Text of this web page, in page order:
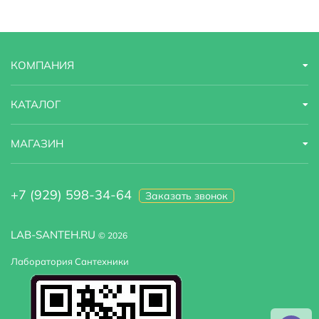
Область применения
Оснащение
Стилистика дизайна современный
Тип подводки гибкая
Высота излива 19.2
LAB-SANTEH.RU © 2026
Лаборатория Сантехники
КОМПАНИЯ
КАТАЛОГ
МАГАЗИН
+7 (929) 598-34-64 Заказать звонок